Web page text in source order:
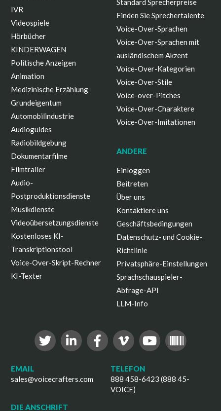
IVR
Videospiele
Hörbücher
KINDERWAGEN
Politische Anzeigen
Animation
Medizinische Erzählung
Grundeigentum
Automobilindustrie
Audioguides
Radiobildgebung
Dokumentarfilme
Filmtrailer
Audio-
Postproduktionsdienste
Musikdienste
Videoübersetzungsdienste
Kostenloses KI-
Transkriptionstool
Voice-Over-Skript-Rechner
KI-Texter
Standard Sprecherpreise
Finden Sie Sprechertalente
Voice-Over-Sprachen
Voice-Over-Sprachen mit
ausländischem Akzent
Voice-Over-Kategorien
Voice-Over-Stile
Voice-over-Pitches
Voice-Over-Charaktere
Voice-Over-Imitationen
ANDERE
Einloggen
Beitreten
Über uns
Kontaktiere uns
Geschäftsbedingungen
Datenschutz- und Cookie-
Richtlinie
Privatsphäre-Einstellungen
Sprachschauspieler-
Abfrage-API
LLM-Info
EMAIL
sales@voicecrafters.com
TELEFON
888 458-6423 (888 45-
VOICE)
DIE ANSCHRIFT